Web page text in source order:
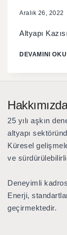
Aralık 26, 2022
Altyapı
DEVAMINI OKU
Hakkımızda
25 yılı aşkın
altyapı
Küresel
ve
Deneyimli
Enerji,
geçirmektedir.